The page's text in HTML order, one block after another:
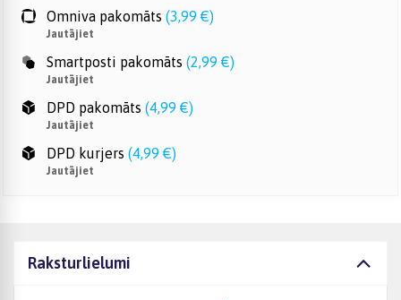
Omniva pakomāts (3,99 €)
Jautājiet
Smartposti pakomāts (2,99 €)
Jautājiet
DPD pakomāts (4,99 €)
Jautājiet
DPD kurjers (4,99 €)
Jautājiet
Raksturlielumi